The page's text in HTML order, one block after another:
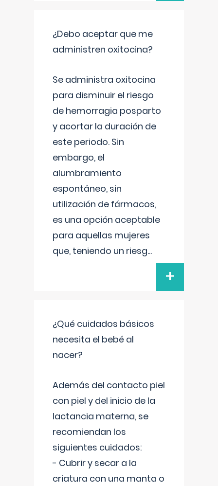
¿Debo aceptar que me
administren oxitocina?
Se administra oxitocina
para disminuir el riesgo
de hemorragia posparto
y acortar la duración de
este periodo. Sin
embargo, el
alumbramiento
espontáneo, sin
utilización de fármacos,
es una opción aceptable
para aquellas mujeres
que, teniendo un riesg...
+
¿Qué cuidados básicos
necesita el bebé al
nacer?
Además del contacto piel
con piel y del inicio de la
lactancia materna, se
recomiendan los
siguientes cuidados:
- Cubrir y secar a la
criatura con una manta o